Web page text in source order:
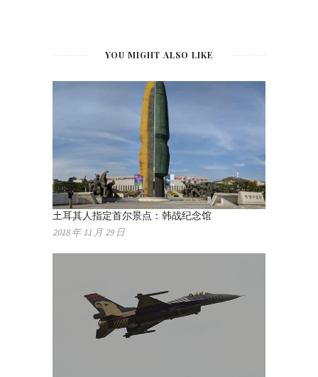
YOU MIGHT ALSO LIKE
土耳其人指定首尔景点：韩战纪念馆
2018 年 11 月 29 日